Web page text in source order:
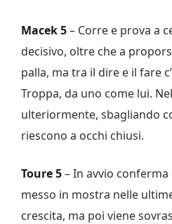
Macek 5– Corre e prova a
decisivo, oltre che a
palla, ma tra il dire e il fare
Troppa, da uno come lui.
ulteriormente, sbagliando
riescono a occhi chiusi.
Toure 5– In avvio
messo in mostra nelle
crescita, ma poi viene